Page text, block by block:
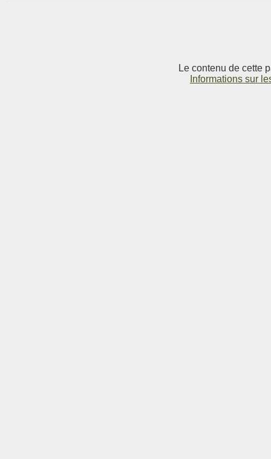
Le contenu de cette
Informations sur